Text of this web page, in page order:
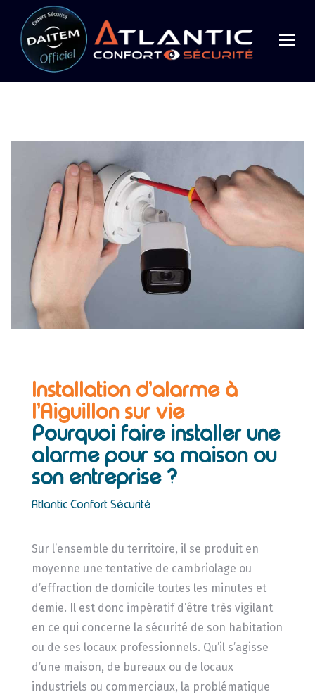
Installation d’alarme à
l’Aiguillon sur vie
Pourquoi faire installer une
alarme pour sa maison ou
son entreprise ?
Atlantic Confort Sécurité
Sur l’ensemble du territoire, il se produit en
moyenne une tentative de cambriolage ou
d’effraction de domicile toutes les minutes et
demie. Il est donc impératif d’être très vigilant
en ce qui concerne la sécurité de son habitation
ou de ses locaux professionnels. Qu’il s’agisse
d’une maison, de bureaux ou de locaux
industriels ou commerciaux, la problématique